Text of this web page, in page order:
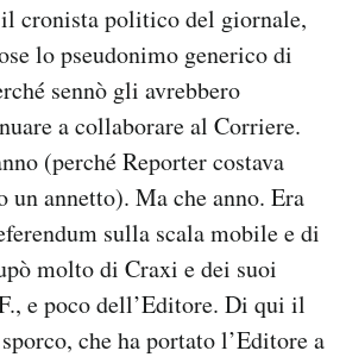
cronista politico del giornale,
lo pseudonimo generico di
sennò gli avrebbero
a collaborare al Corriere.
(perché Reporter costava
un annetto). Ma che anno. Era
sulla scala mobile e di
molto di Craxi e dei suoi
e poco dell’Editore. Di qui il
che ha portato l’Editore a